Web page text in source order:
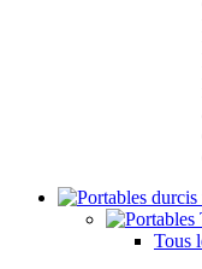
Tous